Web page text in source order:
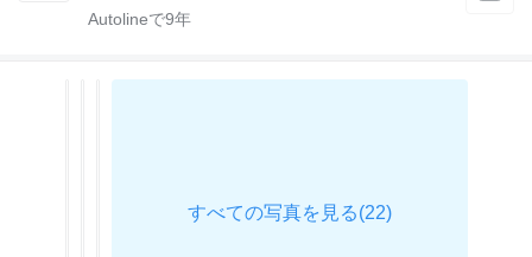
Autolineで9年